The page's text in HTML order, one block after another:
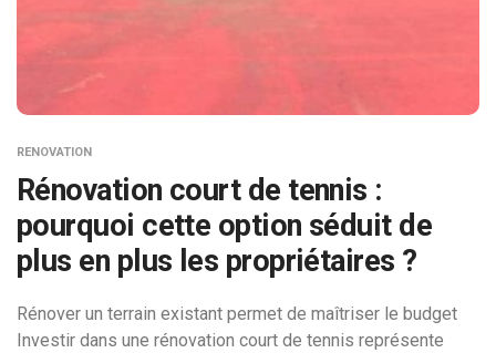
RENOVATION
Rénovation court de tennis :
pourquoi cette option séduit de
plus en plus les propriétaires ?
Rénover un terrain existant permet de maîtriser le budget
Investir dans une rénovation court de tennis représente